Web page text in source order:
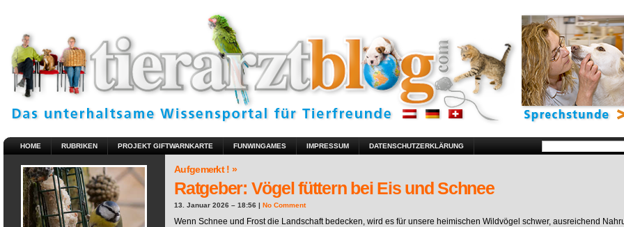
HOME RUBRIKEN PROJEKT GIFTWARNKARTE FUNWINGAMES IMPRESSUM DATENSCHUTZERKLÄRUNG
Aufgemerkt ! »
Ratgeber: Vögel füttern bei Eis und Schnee
13. Januar 2026 – 18:56 | No Comment
Wenn Schnee und Frost die Landschaft bedecken, wird es für unsere heimischen Wildvögel schwer, ausreichend